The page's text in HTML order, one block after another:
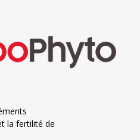
la fertilité de